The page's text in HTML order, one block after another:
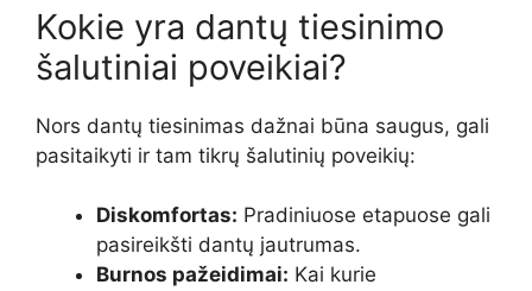
Kokie yra dantų tiesinimo
šalutiniai poveikiai?
Nors dantų tiesinimas dažnai būna saugus, gali
pasitaikyti ir tam tikrų šalutinių poveikių:
Diskomfortas: Pradiniuose etapuose gali
pasireikšti dantų jautrumas.
Burnos pažeidimai: Kai kurie